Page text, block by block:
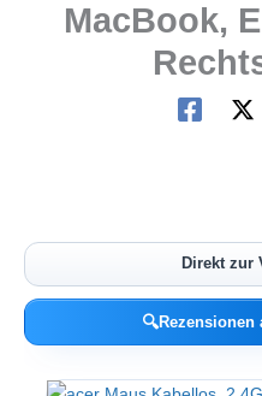
MacBook,
Direkt zur
🔍Rezensionen